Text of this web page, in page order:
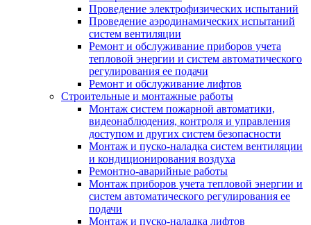
Проведение электрофизических испытаний
Проведение аэродинамических испытаний
систем вентиляции
Ремонт и обслуживание приборов учета
тепловой энергии и систем автоматического
регулирования ее подачи
Ремонт и обслуживание лифтов
Строительные и монтажные работы
Монтаж систем пожарной автоматики,
видеонаблюдения, контроля и управления
доступом и других систем безопасности
Монтаж и пуско-наладка систем вентиляции
и кондиционирования воздуха
Ремонтно-аварийные работы
Монтаж приборов учета тепловой энергии и
систем автоматического регулирования ее
подачи
Монтаж и пуско-наладка лифтов